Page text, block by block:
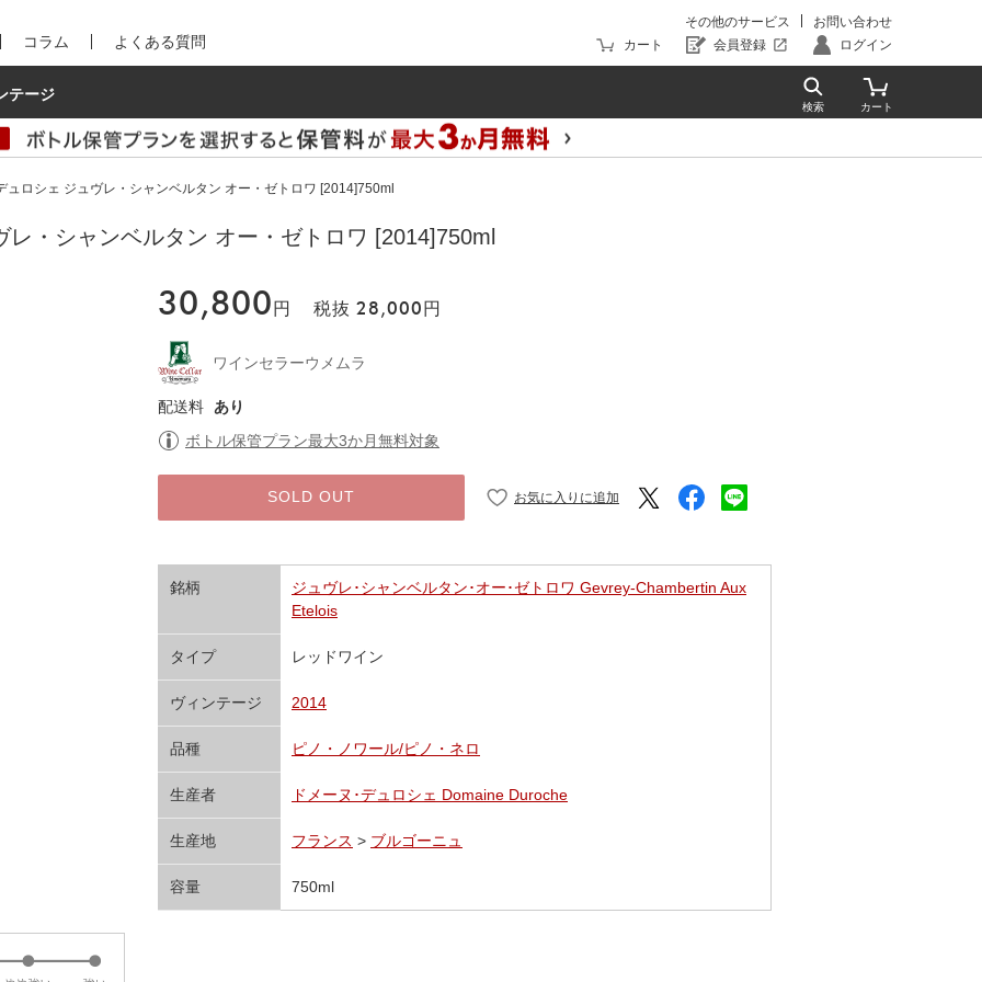
コラム よくある質問
その他のサービス
お問い合わせ
カート
会員登録 ログイン
テージ
ュロシェ ジュヴレ・シャンベルタン オー・ゼトロワ [2014]750ml
・シャンベルタン オー・ゼトロワ [2014]750ml
30,800 円 税抜 28,000 円
ワインセラーウメムラ
配送料
あり
ボトル保管プラン最大3か月無料対象
SOLD OUT
銘柄
ジュヴレ･シャンベルタン･オー･ゼトロワ Gevrey-Chambertin Aux
Etelois
タイプ レッドワイン
ヴィンテージ 2014
品種 ピノ・ノワール/ピノ・ネロ
生産者 ドメーヌ･デュロシェ Domaine Duroche
生産地 フランス > ブルゴーニュ
容量 750ml